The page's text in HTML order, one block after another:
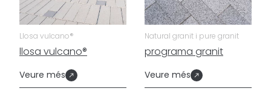
Llosa vulcano®
llosa vulcano®
Veure més
Natural granit i pure granit
programa granit
Veure més